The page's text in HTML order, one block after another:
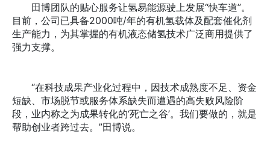
田博团队的贴心服务让氢易能源驶上发展“快车道”。
目前，公司已具备2000吨/年的有机氢载体及配套催化剂
生产能力，为其掌握的有机液态储氢技术广泛商用提供了
强力支撑。
“在科技成果产业化过程中，因技术成熟度不足、资金
短缺、市场脱节或服务体系缺失而遭遇的高失败风险阶
段，业内称之为成果转化的‘死亡之谷’。我们要做的，就是
帮助创业者跨过去。”田博说。